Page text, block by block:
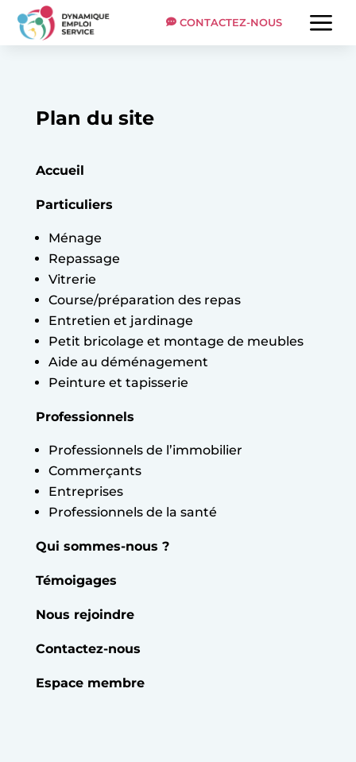
CONTACTEZ-NOUS a
Plan du site
Accueil
Particuliers
Ménage
Repassage
Vitrerie
Course/préparation des repas
Entretien et jardinage
Petit bricolage et montage de meubles
Aide au déménagement
Peinture et tapisserie
Professionnels
Professionnels de l’immobilier
Commerçants
Entreprises
Professionnels de la santé
Qui sommes-nous ?
Témoigages
Nous rejoindre
Contactez-nous
Espace membre